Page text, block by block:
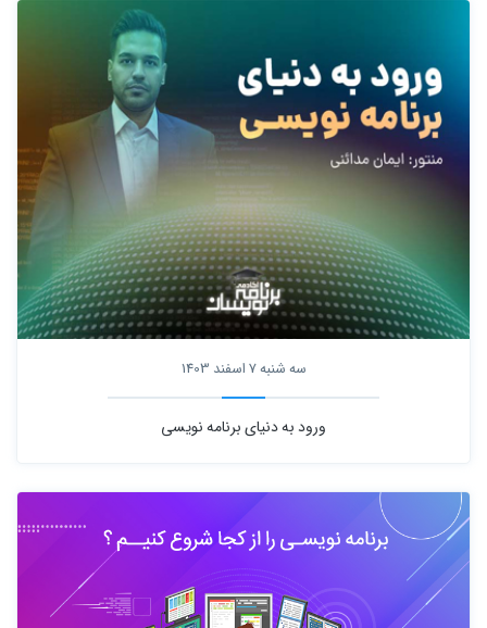
سه شنبه 7 اسفند 1403
ورود به دنیای برنامه نویسی